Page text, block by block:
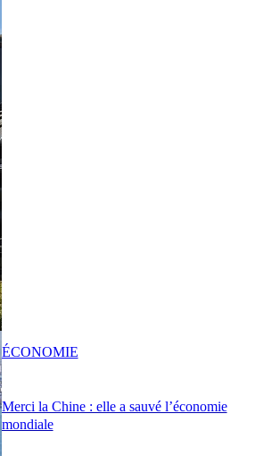
Merci la Chine : elle a sauvé l’économie
mondiale
ÉCONOMIE